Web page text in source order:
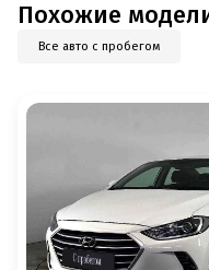
Похожие
Все авто с пробегом